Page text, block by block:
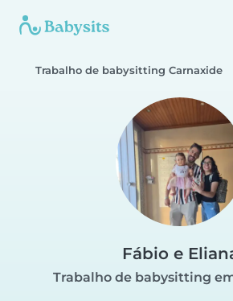
Trabalho de babysitting Carnaxide
Fábio e
Trabalho de babysitting